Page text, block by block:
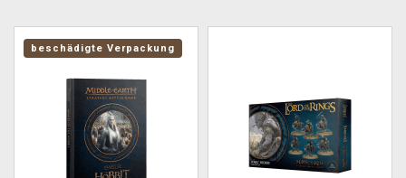
beschädigte Verpackung